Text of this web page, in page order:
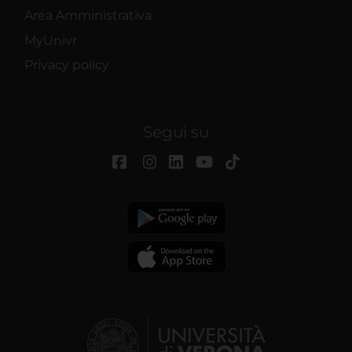
Area Amministrativa
MyUnivr
Privacy policy
Segui su